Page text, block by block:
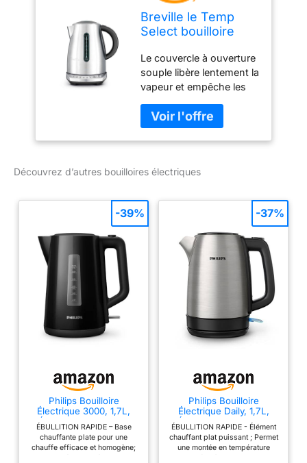
Breville le Temp
Select bouilloire
Le couvercle à ouverture
souple libère lentement la
vapeur et empêche les
fenêtre d'eau pour une
visualisation à gauche ou
à droite Carafe sans fil
360° avec cordon de
automatique et
protection contre
l'ébullition à sec
Découvrez d’autres bouilloires électriques
Philips Bouilloire
Électrique 3000, 1,7L,
Ébullition rapide, Noir
ÉBULLITION RAPIDE – Base
chauffante plate pour une
chauffe efficace et homogène;
-39%
Philips Bouilloire
Électrique Daily, 1,7L,
Ébullition rapide, Inox
ÉBULLITION RAPIDE - Élément
chauffant plat puissant ; Permet
une montée en température
-37%